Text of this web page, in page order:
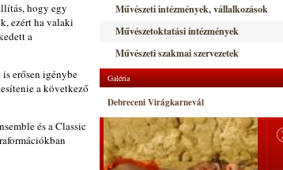
hogy egy
ezért ha valaki
a
erősen igénybe
a következő
és a Classic
Művészeti intézmények, vállalkozások
Művészetoktatási intézmények
Művészeti szakmai szervezetek
Galéria
Debreceni Virágkarnevál